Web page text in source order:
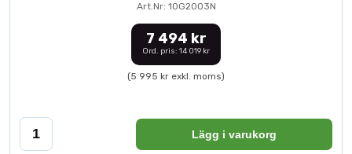
Art.Nr: 10G2003N
7 494 kr
Ord. pris: 14 019 kr
(5 995 kr exkl. moms)
Lägg i varukorg